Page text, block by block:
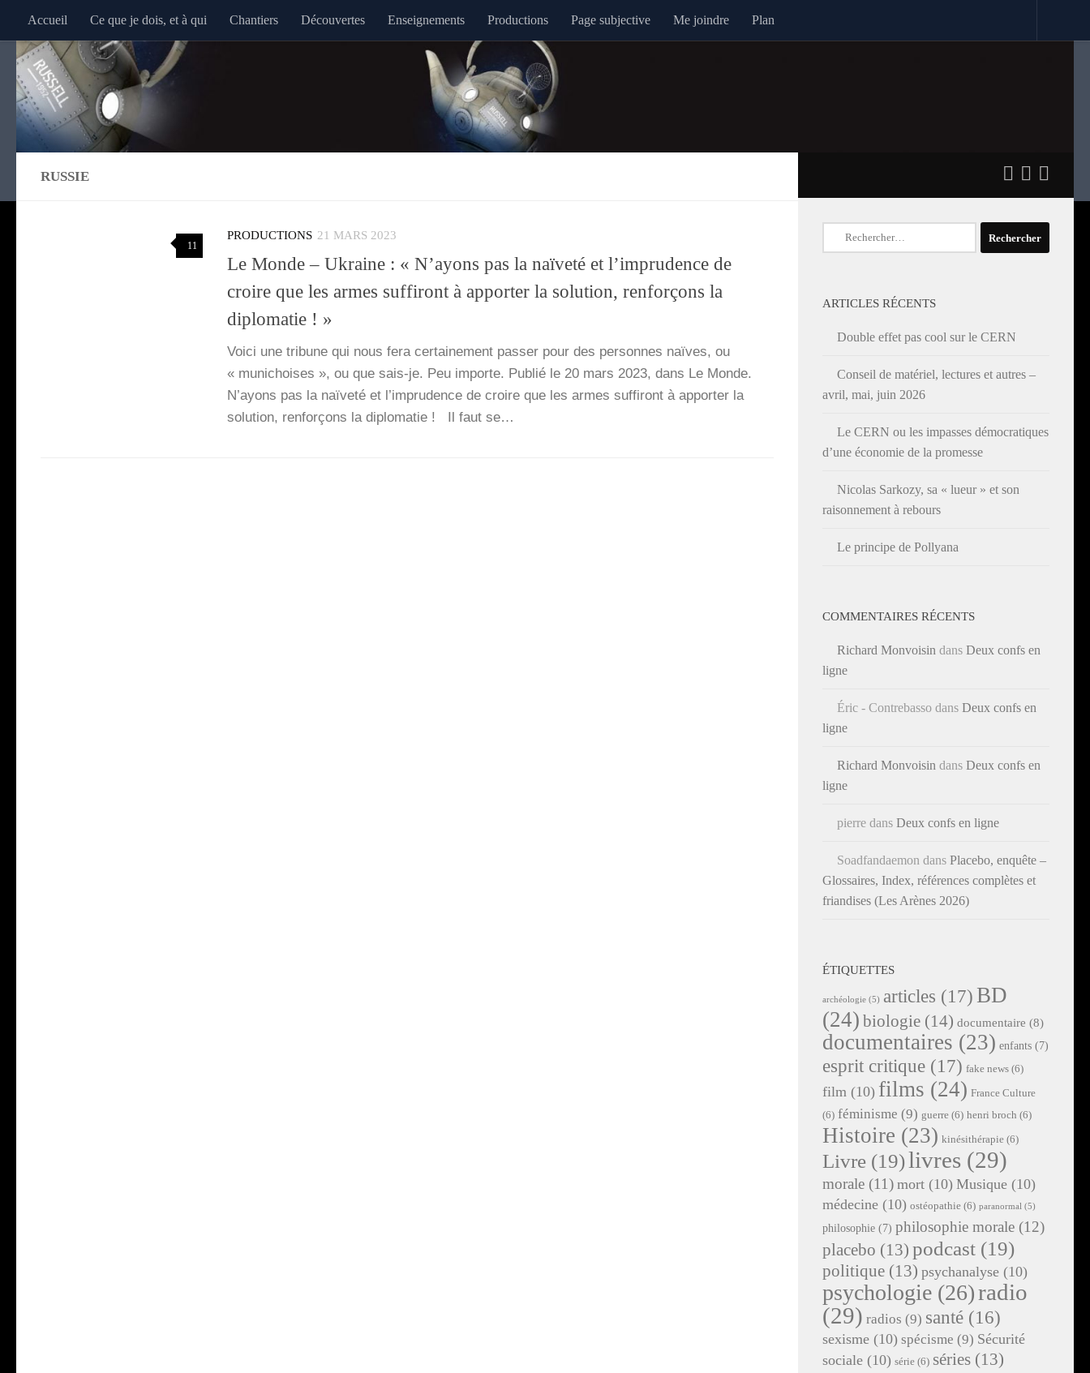
Au dessous du contenu
Accueil Ce que je dois, et à qui Chantiers Découvertes Enseignements Productions Page subjective Me joindre Plan
RUSSIE
11
PRODUCTIONS 21 MARS 2023
Le Monde – Ukraine : « N’ayons pas la naïveté et l’imprudence de
croire que les armes suffiront à apporter la solution, renforçons la
diplomatie ! »
Voi­ci une tri­bune qui nous fera cer­tai­ne­ment pas­ser pour des per­sonnes naïves, ou
« muni­choises », ou que sais-je. Peu importe. Publié le 20 mars 2023, dans Le Monde.
N’ayons pas la naï­ve­té et l’imprudence de croire que les armes suf­fi­ront à appor­ter la
solu­tion, ren­for­çons la diplo­ma­tie ! Il faut se…
Rechercher :
ARTICLES RÉCENTS
Double effet pas cool sur le CERN
Conseil de matériel, lectures et autres –
avril, mai, juin 2026
Le CERN ou les impasses démocratiques
d’une économie de la promesse
Nicolas Sarkozy, sa « lueur » et son
raisonnement à rebours
Le principe de Pollyana
COMMENTAIRES RÉCENTS
Richard Monvoisin dans Deux confs en
ligne
Éric - Contrebasso dans Deux confs en
ligne
Richard Monvoisin dans Deux confs en
ligne
pierre dans Deux confs en ligne
Soadfandaemon dans Placebo, enquête –
Glossaires, Index, références complètes et
friandises (Les Arènes 2026)
ÉTIQUETTES
archéologie (5) articles (17) BD
(24) biologie (14) documentaire (8)
documentaires (23) enfants (7)
esprit critique (17) fake news (6)
film (10) films (24) France Culture
(6) féminisme (9) guerre (6) henri broch (6)
Histoire (23) kinésithérapie (6)
Livre (19)livres (29)
morale (11) mort (10) Musique (10)
médecine (10) ostéopathie (6) paranormal (5)
philosophie (7) philosophie morale (12)
placebo (13) podcast (19)
politique (13) psychanalyse (10)
psychologie (26)radio
(29) radios (9) santé (16)
sexisme (10) spécisme (9) Sécurité
sociale (10) série (6) séries (13)